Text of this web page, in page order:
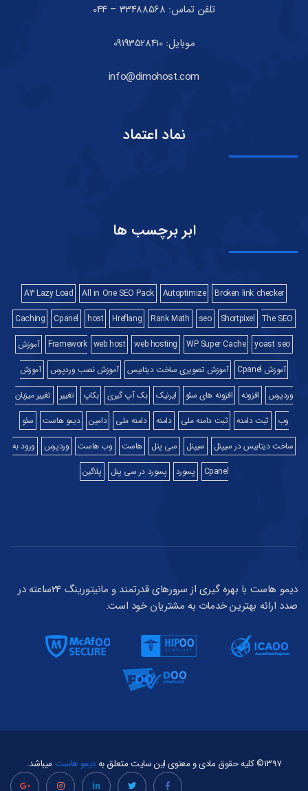
تلفن تماس: 33488568 – 044
موبایل: 09193528410
info@dimohost.com
نماد اعتماد
ابر برچسب ها
A3 Lazy Load All in One SEO Pack Autoptimize
Broken link checker
Caching
Cpanel host Hreflang Rank Math seo Shortpixel The SEO
Framework web host web hosting WP Super Cache yoast seo
آموزش
آموزش Cpanel
آموزش تصویری ساخت دیتابیس آموزش نصب وردپرس
آموزش
وردپرس
افزونه افزونه های سئو ایرنیک بک آپ گیری بکاپ تغییر
تغییر میزبان
وب
ثبت دامنه ثبت دامنه ملی دامنه دامنه ملی دامین دیمو هاست
سئو
ساخت دیتابیس در سیپنل
سیپنل سی پنل هاست وب هاست وردپرس
ورود به
Cpanel
پسورد پسورد در سی پنل پلاگین
دیمو هاست با بهره گیری از سرورهای قدرتمند و مانیتورینگ 24ساعته در
صدد ارائه بهترین خدمات به مشتریان خود است.
1397© کلیه حقوق مادی و معنوی این سایت متعلق به دیمو هاست میباشد.